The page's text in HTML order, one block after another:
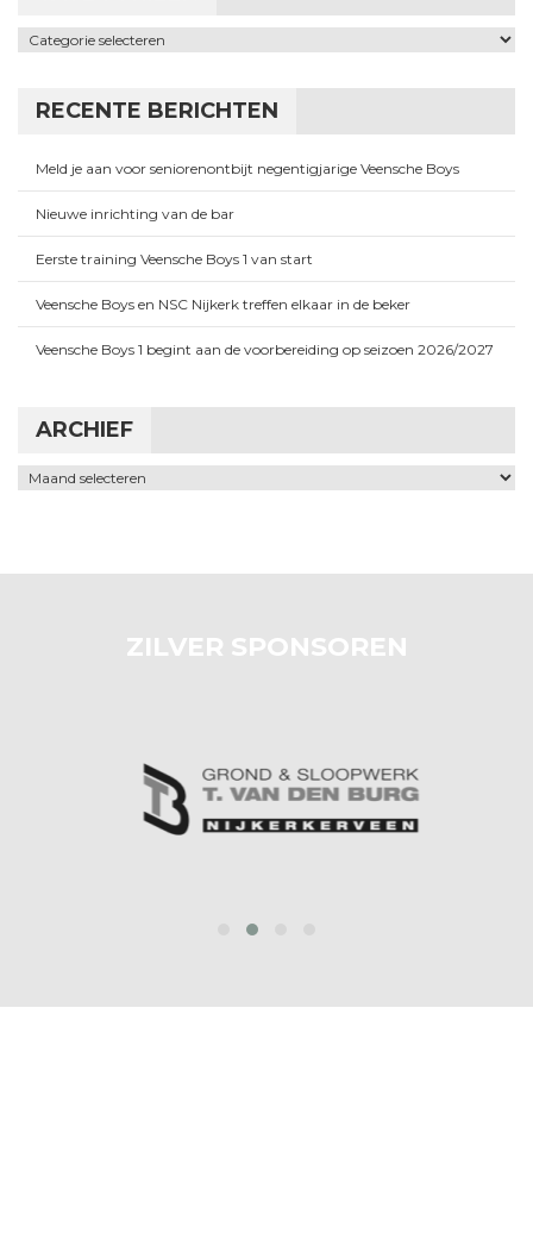
Categorieën
RECENTE BERICHTEN
Meld je aan voor seniorenontbijt negentigjarige Veensche Boys
Nieuwe inrichting van de bar
Eerste training Veensche Boys 1 van start
Veensche Boys en NSC Nijkerk treffen elkaar in de beker
Veensche Boys 1 begint aan de voorbereiding op seizoen 2026/2027
ARCHIEF
Archief
ZILVER SPONSOREN
prev